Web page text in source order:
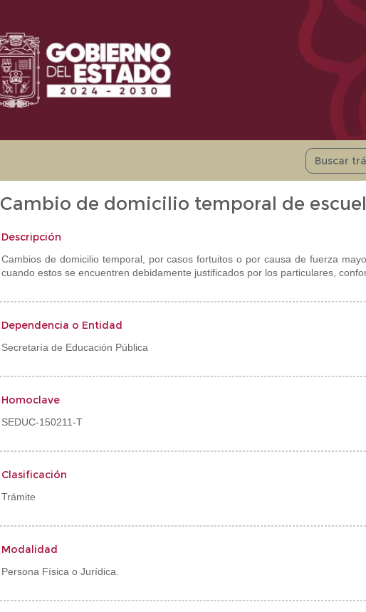
Cambio de domicilio temporal de
Descripción
Cambios de domicilio temporal, por casos fortuitos o por causa de fuerza
cuando estos se encuentren debidamente justificados por los particulares,
Dependencia o Entidad
Secretaría de Educación Pública
Homoclave
SEDUC-150211-T
Clasificación
Trámite
Modalidad
Persona Física o Jurídica.